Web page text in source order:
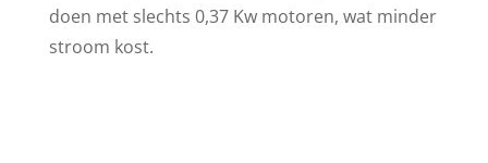
doen met slechts 0,37 Kw motoren, wat minder
stroom kost.